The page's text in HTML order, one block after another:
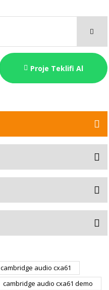
Proje Teklifi Al
cambridge audio cxa61
cambridge audio cxa61 demo